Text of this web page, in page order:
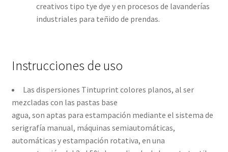
creativos tipo tye dye y en procesos de lavanderías
industriales para teñido de prendas.
Instrucciones de uso
Las dispersiones Tintuprint colores planos, al ser
mezcladas con las pastas base
agua, son aptas para estampación mediante el sistema de
serigrafía manual, máquinas semiautomáticas,
automáticas y estampación rotativa, en una